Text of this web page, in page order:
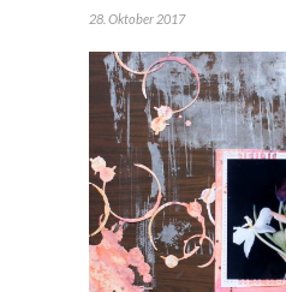
28. Oktober 2017